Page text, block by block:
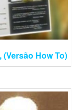
(Versão How To)